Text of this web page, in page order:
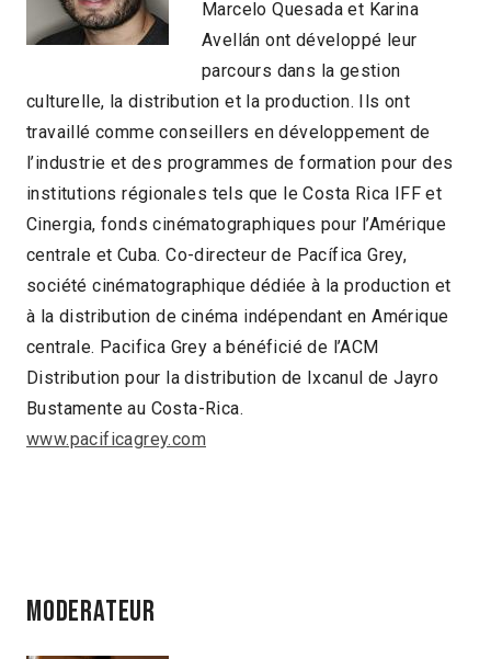
Marcelo Quesada et Karina
Avellán ont développé leur
parcours dans la gestion
culturelle, la distribution et la production. Ils ont
travaillé comme conseillers en développement de
l’industrie et des programmes de formation pour des
institutions régionales tels que le Costa Rica IFF et
Cinergia, fonds cinématographiques pour l’Amérique
centrale et Cuba. Co-directeur de Pacífica Grey,
société cinématographique dédiée à la production et
à la distribution de cinéma indépendant en Amérique
centrale. Pacifica Grey a bénéficié de l’ACM
Distribution pour la distribution de Ixcanul de Jayro
Bustamente au Costa-Rica.
www.pacificagrey.com
MODERATEUR